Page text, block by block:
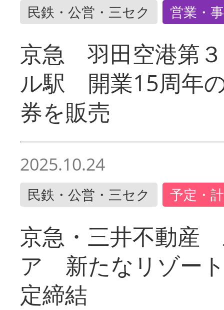
民鉄・公営・三セク 営業・
京急 羽田空港第
ル駅 開業15周年
券を販売
2025.10.24
民鉄・公営・三セク 予定・
京急・三井不動産
ア 新たなリゾー
定締結